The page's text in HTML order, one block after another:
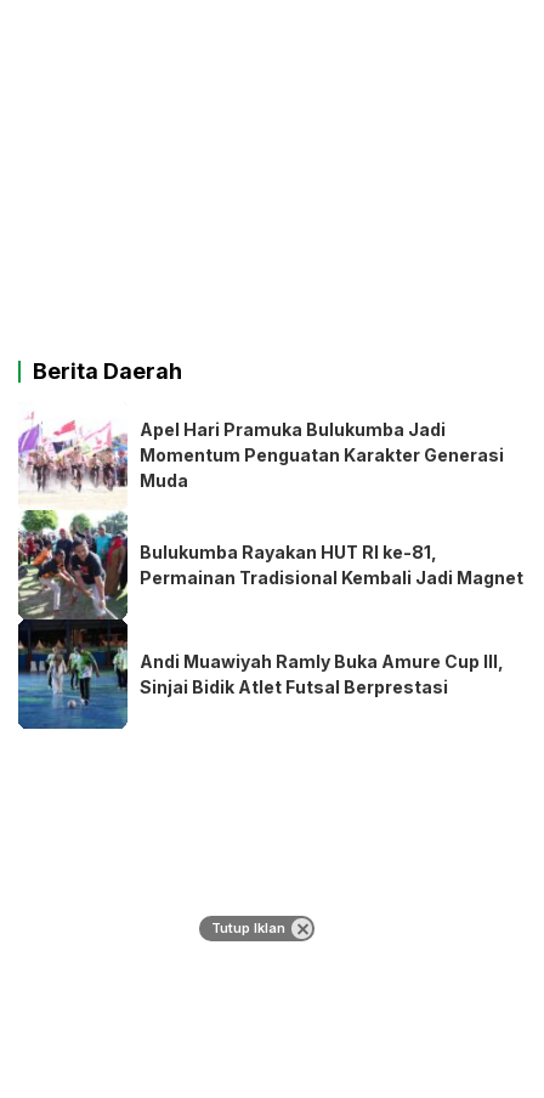
Berita Daerah
Apel Hari Pramuka Bulukumba Jadi
Momentum Penguatan Karakter Generasi
Muda
Bulukumba Rayakan HUT RI ke-81,
Permainan Tradisional Kembali Jadi Magnet
Andi Muawiyah Ramly Buka Amure Cup III,
Sinjai Bidik Atlet Futsal Berprestasi
Tutup Iklan